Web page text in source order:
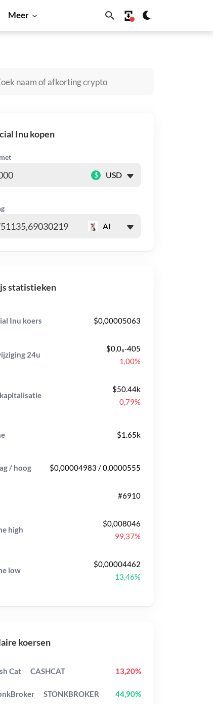
Meer
Solana BNB
Inu kopen
$
statistieken
Inu koers $0,00005063
24u
$0,0₆-405
1,00%
$50.44k
0,79%
$1.65k
/ hoog $0,00004983 / 0,0000555
#6910
high
$0,008046
99,37%
low
$0,00004462
13,46%
koersen
Cat CASHCAT 13,20%
STONKBROKER 44,90%